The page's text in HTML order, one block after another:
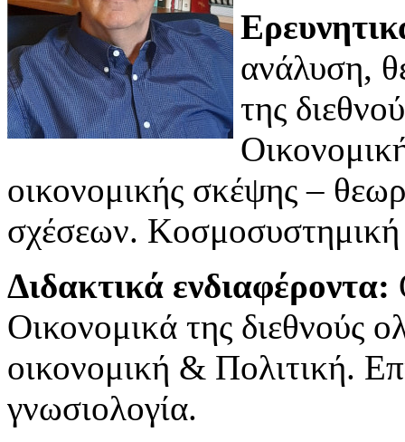
ανάλυση,
της
οικονομικής σκέψης –
σχέσεων.
Διδακτικά ενδιαφέροντα:
Οικονομικά της διεθνούς
οικονομική & Πολιτική.
γνωσιολογία.